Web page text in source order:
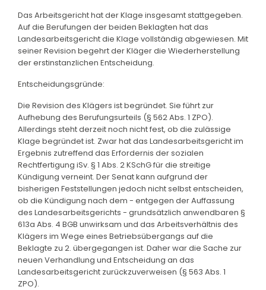
Das Arbeitsgericht hat der Klage insgesamt stattgegeben.
Auf die Berufungen der beiden Beklagten hat das
Landesarbeitsgericht die Klage vollständig abgewiesen. Mit
seiner Revision begehrt der Kläger die Wiederherstellung
der erstinstanzlichen Entscheidung.
Entscheidungsgründe:
Die Revision des Klägers ist begründet. Sie führt zur
Aufhebung des Berufungsurteils (§ 562 Abs. 1 ZPO).
Allerdings steht derzeit noch nicht fest, ob die zulässige
Klage begründet ist. Zwar hat das Landesarbeitsgericht im
Ergebnis zutreffend das Erfordernis der sozialen
Rechtfertigung iSv. § 1 Abs. 2 KSchG für die streitige
Kündigung verneint. Der Senat kann aufgrund der
bisherigen Feststellungen jedoch nicht selbst entscheiden,
ob die Kündigung nach dem - entgegen der Auffassung
des Landesarbeitsgerichts - grundsätzlich anwendbaren §
613a Abs. 4 BGB unwirksam und das Arbeitsverhältnis des
Klägers im Wege eines Betriebsübergangs auf die
Beklagte zu 2. übergegangen ist. Daher war die Sache zur
neuen Verhandlung und Entscheidung an das
Landesarbeitsgericht zurückzuverweisen (§ 563 Abs. 1
ZPO).